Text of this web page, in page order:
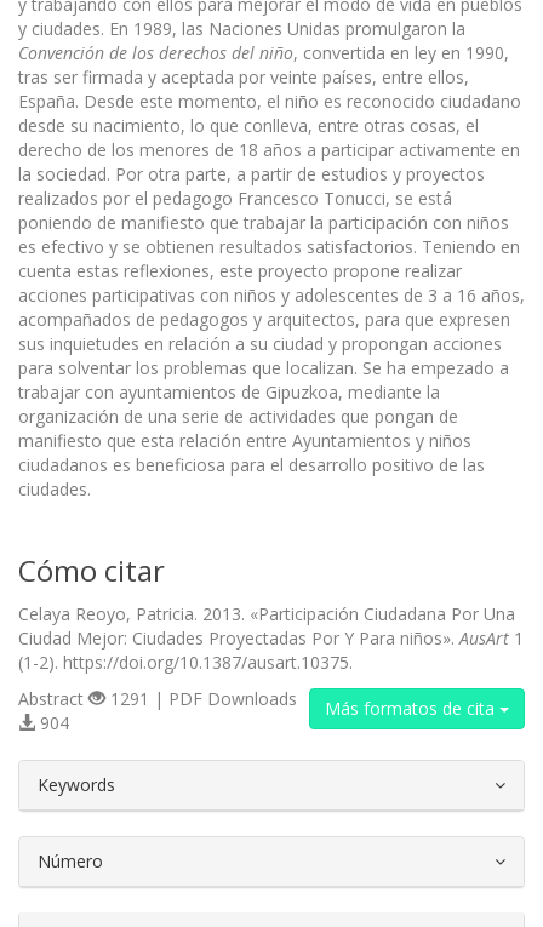
y ciudades. En 1989, las Naciones Unidas promulgaron la
Convención de los derechos del niño, convertida en ley en 1990,
tras ser firmada y aceptada por veinte países, entre ellos,
España. Desde este momento, el niño es reconocido ciudadano
desde su nacimiento, lo que conlleva, entre otras cosas, el
derecho de los menores de 18 años a participar activamente en
la sociedad. Por otra parte, a partir de estudios y proyectos
realizados por el pedagogo Francesco Tonucci, se está
poniendo de manifiesto que trabajar la participación con niños
es efectivo y se obtienen resultados satisfactorios. Teniendo en
cuenta estas reflexiones, este proyecto propone realizar
acciones participativas con niños y adolescentes de 3 a 16 años,
acompañados de pedagogos y arquitectos, para que expresen
sus inquietudes en relación a su ciudad y propongan acciones
para solventar los problemas que localizan. Se ha empezado a
trabajar con ayuntamientos de Gipuzkoa, mediante la
organización de una serie de actividades que pongan de
manifiesto que esta relación entre Ayuntamientos y niños
ciudadanos es beneficiosa para el desarrollo positivo de las
ciudades.
Cómo citar
Celaya Reoyo, Patricia. 2013. «Participación Ciudadana Por Una
Ciudad Mejor: Ciudades Proyectadas Por Y Para niños».AusArt 1
(1-2). https://doi.org/10.1387/ausart.10375.
Más formatos de cita
Abstract
1291 | PDF Downloads
904
Keywords
Número